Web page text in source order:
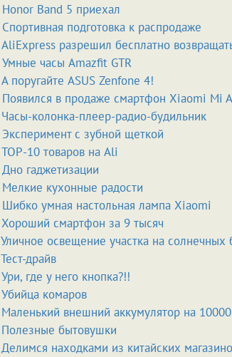
Honor Band 5 приехал
Спортивная подготовка к распродаже
AliExpress разрешил бесплатно
Умные часы Amazfit GTR
А поругайте ASUS Zenfone 4!
Появился в продаже смартфон Xiaomi Mi
Часы-колонка-плеер-радио-будильник
Эксперимент с зубной щеткой
TOP-10 товаров на Ali
Дно гаджетизации
Мелкие кухонные радости
Шибко умная настольная лампа Xiaomi
Хороший смартфон за 9 тысяч
Уличное освещение участка на солнечных
Тест-драйв
Ури, где у него кнопка?!!
Убийца комаров
Маленький внешний аккумулятор на
Полезные бытовушки
Делимся находками из китайских